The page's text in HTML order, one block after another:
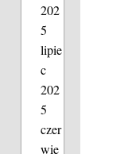
202
5
lipie
c
202
5
czer
wie